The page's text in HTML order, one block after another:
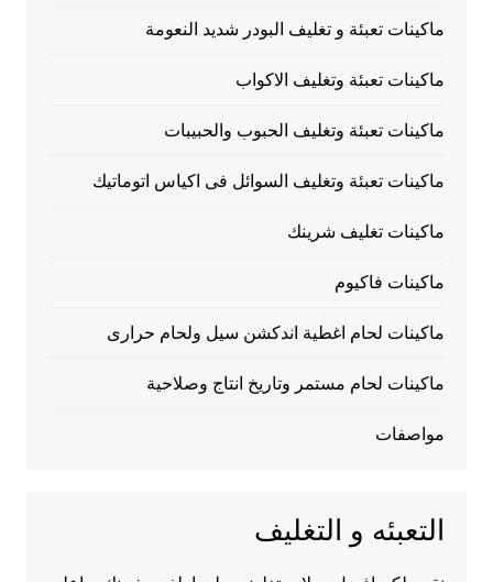
ماكينات تعبئة و تغليف البودر شديد النعومة
ماكينات تعبئة وتغليف الاكواب
ماكينات تعبئة وتغليف الحبوب والحبيبات
ماكينات تعبئة وتغليف السوائل فى اكياس اتوماتيك
ماكينات تغليف شرينك
ماكينات فاكيوم
ماكينات لحام اغطية اندكشن سيل ولحام حرارى
ماكينات لحام مستمر وتاريخ انتاج وصلاحية
مواصفات
التعبئه و التغليف